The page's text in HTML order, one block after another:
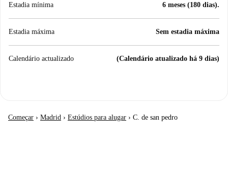
Estadia mínima 6 meses (180 dias).
Estadia máxima Sem estadia máxima
Calendário actualizado (Calendário atualizado há 9 dias)
Começar › Madrid › Estúdios para alugar › C. de san pedro